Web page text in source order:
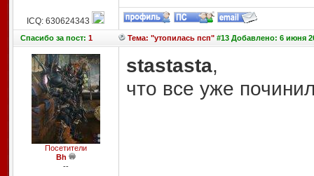
ICQ: 630624343
Спасибоза пост: 1 Тема: "утопилась псп"#13 Добавлено: 6 июня
Посетители
Bh
--
stastasta,
что все уже